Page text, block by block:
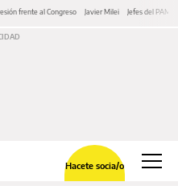
frente al Congreso Javier Milei Jefes del PAMI
Hacete socia/o